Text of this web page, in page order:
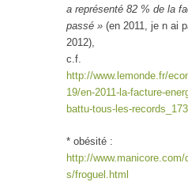
a représenté 82 % de la
passé » (en 2011, je n ai
2012),
c.f.
http://www.lemonde.fr/
19/en-2011-la-facture-
battu-tous-les-
* obésité :
http://
s/froguel.html